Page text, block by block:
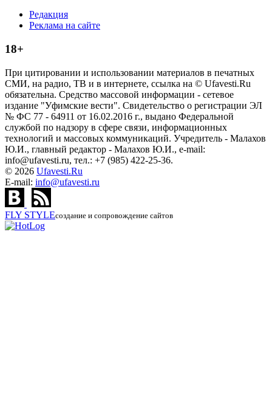
Редакция
Реклама на сайте
18+
При цитировании и использовании материалов в печатных
СМИ, на радио, ТВ и в интернете, ссылка на © Ufavesti.Ru
обязательна. Средство массовой информации - сетевое
издание "Уфимские вести". Свидетельство о регистрации ЭЛ
№ ФС 77 - 64911 от 16.02.2016 г., выдано Федеральной
службой по надзору в сфере связи, информационных
технологий и массовых коммуникаций. Учредитель - Малахов
Ю.И., главный редактор - Малахов Ю.И., e-mail:
info@ufavesti.ru, тел.: +7 (985) 422-25-36.
© 2026 Ufavesti.Ru
E-mail: info@ufavesti.ru
FLY STYLEсоздание и сопровождение сайтов